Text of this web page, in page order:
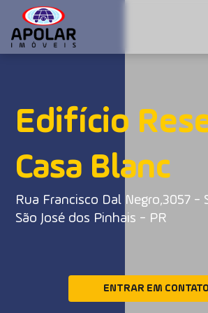
Edifício
Casa Blanc
Rua Francisco Dal Negro,3057
São José dos Pinhais - PR
ENTRAR EM CONTATO